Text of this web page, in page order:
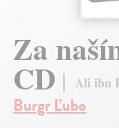
Za
CD Ali ibn
Burgr Ľubo